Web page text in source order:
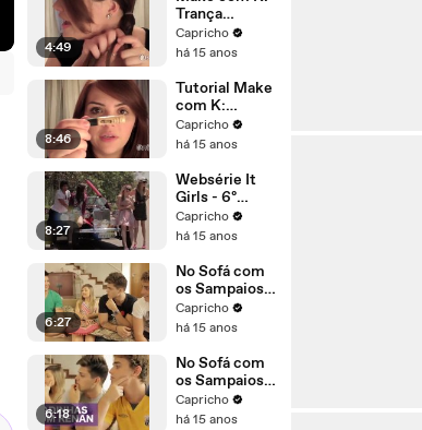
bombadas do
verão!
4:49
Trança
espinha de
peixe
Capricho
há 15 anos
8:46
Tutorial Make
com K:
maquiagem
especial de
Capricho
há 15 anos
8:27
Websérie It
Girls - 6º
episódio
Capricho
há 15 anos
6:27
No Sofá com
os Sampaios -
S01E05
Capricho
há 15 anos
6:18
No Sofá com
os Sampaios -
S01E04
Capricho
há 15 anos